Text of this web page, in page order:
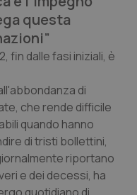
questa
, fin dalle fasi iniziali, è
di
che rende difficile
quando hanno
di tristi bollettini,
riportano
e dei decessi, ha